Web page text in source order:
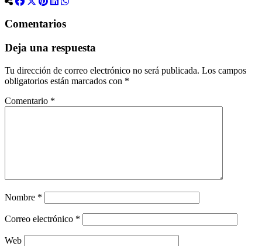
Comentarios
Deja una respuesta
Tu dirección de correo electrónico no será publicada. Los campos
obligatorios están marcados con *
Comentario *
Nombre *
Correo electrónico *
Web